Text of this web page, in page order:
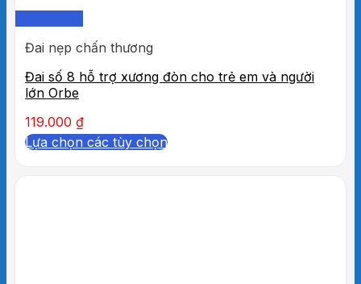
Đai nẹp chấn thương
Đai số 8 hỗ trợ xương đòn cho trẻ em và người
lớn Orbe
119.000 ₫
Lựa chọn các tùy chọn